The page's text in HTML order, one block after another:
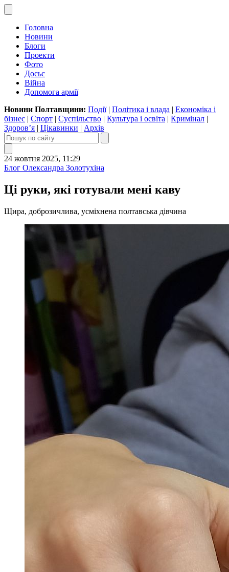
Головна
Новини
Блоги
Проекти
Фото
Досьє
Війна
Допомога армії
Новини Полтавщини: Події| Політика і влада | Економіка і
бізнес | Спорт | Суспільство | Культура і освіта | Кримінал |
Здоров’я | Цікавинки | Архів
24 жовтня 2025, 11:29
Блог Олександра Золотухіна
Ці руки, які готували мені каву
Щира, доброзичлива, усміхнена полтавська дівчина